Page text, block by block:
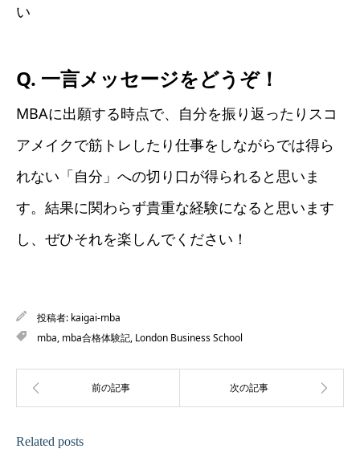
い
Q. 一言メッセージをどうぞ！
MBAに出願する時点で、自分を振り返ったりスコ
アメイクで筋トレしたり仕事をしながらでは得ら
れない「自分」への切り口が得られると思いま
す。結果に関わらず貴重な経験になると思います
し、ぜひそれを楽しんでください！
投稿者: kaigai-mba
mba, mba合格体験記, London Business School
Related posts